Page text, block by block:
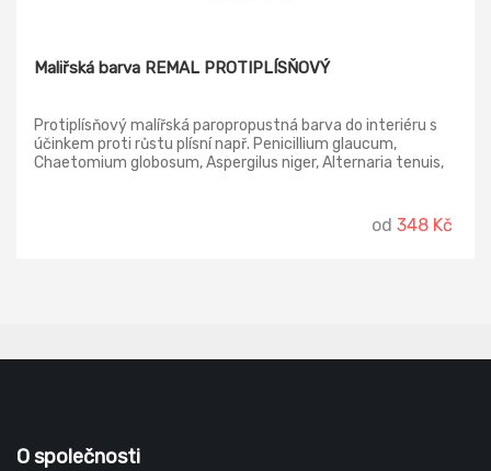
Maliřská barva REMAL PROTIPLÍSŇOVÝ
Protiplísňový malířská paropropustná barva do interiéru s
účinkem proti růstu plísní např. Penicillium glaucum,
Chaetomium globosum, Aspergilus niger, Alternaria tenuis,
od 348 Kč
O společnosti